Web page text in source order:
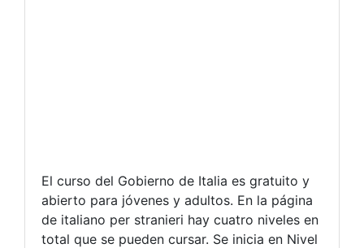
El curso del Gobierno de Italia es gratuito y
abierto para jóvenes y adultos. En la página
de italiano per stranieri hay cuatro niveles en
total que se pueden cursar. Se inicia en Nivel